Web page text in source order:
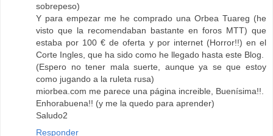
sobrepeso)
Y para empezar me he comprado una Orbea Tuareg (he
visto que la recomendaban bastante en foros MTT) que
estaba por 100 € de oferta y por internet (Horror!!) en el
Corte Ingles, que ha sido como he llegado hasta este Blog.
(Espero no tener mala suerte, aunque ya se que estoy
como jugando a la ruleta rusa)
miorbea.com me parece una página increible, Buenísima!!.
Enhorabuena!! (y me la quedo para aprender)
Saludo2
Responder